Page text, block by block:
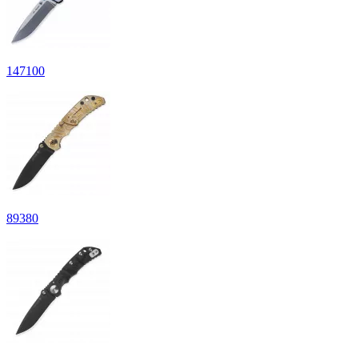
147100
89380